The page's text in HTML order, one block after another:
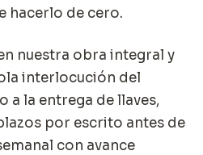
hacerlo de cero.
nuestra obra integral y
interlocución del
a la entrega de llaves,
por escrito antes de
con avance